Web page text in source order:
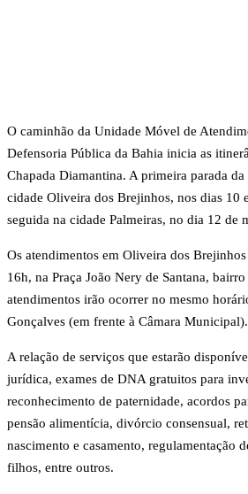
O caminhão da Unidade Móvel de
Defensoria Pública da Bahia inicia as
Chapada Diamantina. A primeira parada
cidade Oliveira dos Brejinhos, nos dias 10
seguida na cidade Palmeiras, no dia 12 de
Os atendimentos em Oliveira dos Brejinhos
16h, na Praça João Nery de Santana,
atendimentos irão ocorrer no mesmo
Gonçalves (em frente à Câmara Municipal).
A relação de serviços que estarão
jurídica, exames de DNA gratuitos para
reconhecimento de paternidade, acordos
pensão alimentícia, divórcio consensual,
nascimento e casamento, regulamentação
filhos, entre outros.